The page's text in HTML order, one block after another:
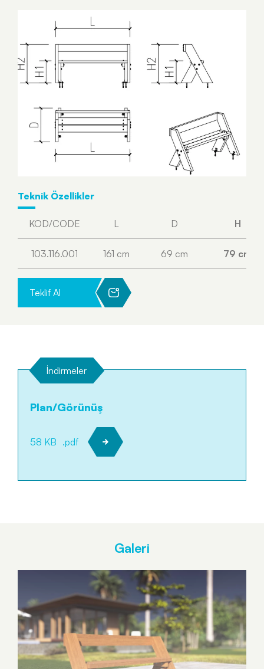
Teknik Özellikler
KOD/CODE L D H
103.116.001 161 cm 69 cm 79 cm
Teklif Al
İndirmeler
Plan/Görünüş
58 KB .pdf
Galeri